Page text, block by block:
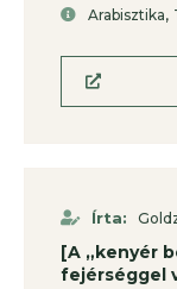
Arabisztika,
Írta:
[A „kenyér
fejérséggel